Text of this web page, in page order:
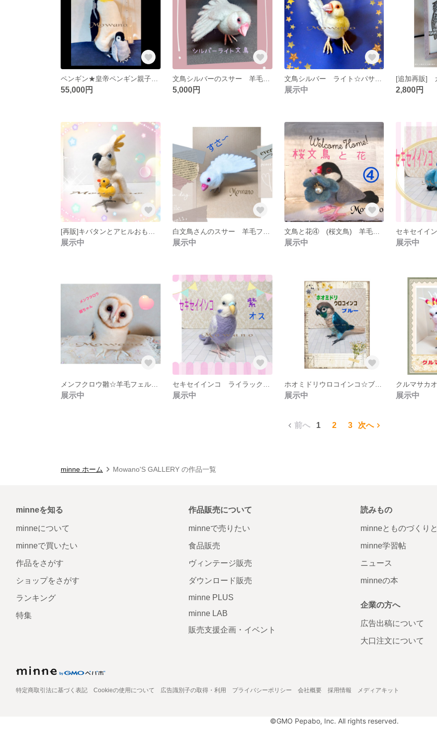
55,000円
文鳥シルバーのスサー 羊毛フェルト☆スサー☆文鳥シルバーライト
5,000円
文鳥シルバー ライト☆パサ〜☆のび～☆スサー☆ 羊毛フェルト
展示中 2,800円
展示中 展示中
文鳥と花④ (桜文鳥) 羊毛フェルト[追加再販]
展示中 展示中
展示中 展示中
ホオミドリウロコインコ☆ブルー☆ウロコインコ◆羊毛フェルト☆インコ☆
展示中 展示中
前へ 1 2 3 次へ
minne ホーム Mowano'S GALLERY の作品一覧
minneを知る
minneについて
minneで買いたい
作品をさがす
ショップをさがす
ランキング
特集
作品販売について
minneで売りたい
食品販売
ヴィンテージ販売
ダウンロード販売
minne PLUS
minne LAB
販売支援企画・イベント
読みもの
minneとものづくりと
minne学習帖
ニュース
minneの本
企業の方へ
広告出稿について
大口注文について
特定商取引法に基づく表記 Cookieの使用について 広告識別子の取得・利用 プライバシーポリシー 会社概要 採用情報 メディアキット
©GMO Pepabo, Inc. All rights reserved.